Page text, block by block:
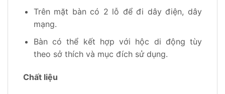
Trên mặt bàn có 2 lỗ để đi dây điện, dây
mạng.
Bàn có thể kết hợp với hộc di động tùy
theo sở thích và mục đích sử dụng.
Chất liệu